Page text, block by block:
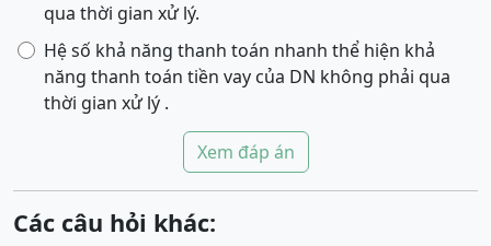
qua thời gian xử lý.
Hệ số khả năng thanh toán nhanh thể hiện khả
năng thanh toán tiền vay của DN không phải qua
thời gian xử lý .
Xem đáp án
Các câu hỏi khác: